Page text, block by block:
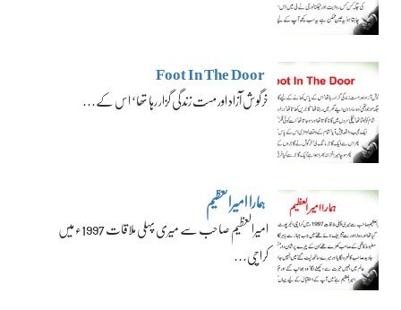
Foot In The Door
خرگوش آزاد اور مست زندگی گزار رہا تھا‘ اس کے…
ہمارا امیرالعظیم
امیرالعظیم صاحب سے میری پہلی ملاقات 1997ء میں
کراچی…